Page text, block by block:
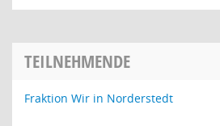
TEILNEHMENDE
Fraktion Wir in Norderstedt